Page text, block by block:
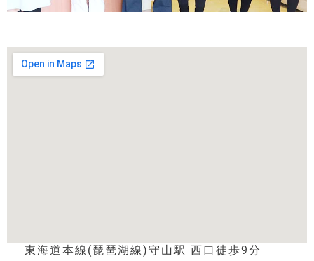
東海道本線(琵琶湖線)守山駅 西口徒歩9分